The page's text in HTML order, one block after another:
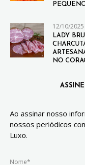
12/10/2025
LADY
NO
Ao assinar nosso
nossos periódicos
Luxo.
Nome*